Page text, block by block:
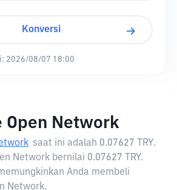
Konversi
2026/08/07 18:00
Open Network
saat ini adalah 0.07627 TRY.
Network bernilai 0.07627 TRY.
Anda membeli
Network.